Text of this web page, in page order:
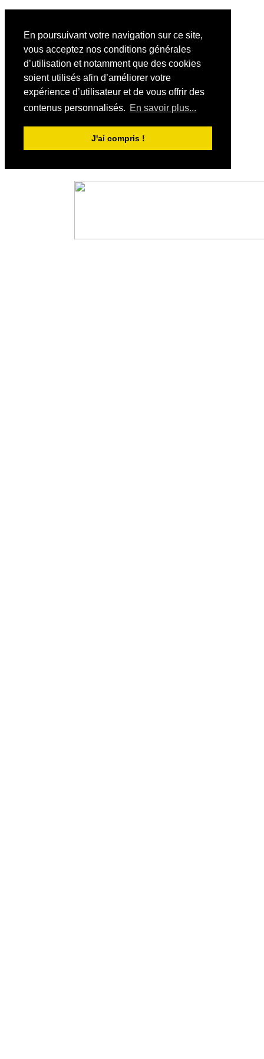
En poursuivant votre navigation sur ce site,
vous acceptez nos conditions générales
d’utilisation et notamment que des cookies
soient utilisés afin d’améliorer votre
expérience d’utilisateur et de vous offrir des
contenus personnalisés. En savoir plus...
J'ai compris !